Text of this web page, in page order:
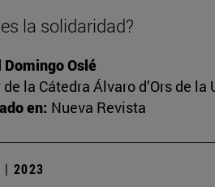
la solidaridad?
Domingo Oslé
la Cátedra Álvaro d’Ors de
en: Nueva Revista
| 2023